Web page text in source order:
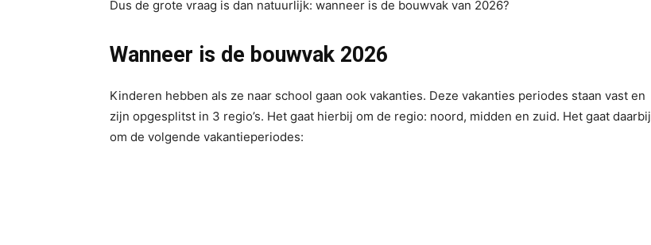
Dus de grote vraag is dan natuurlijk: wanneer is de bouwvak van 2026?
Wanneer is de bouwvak 2026
Kinderen hebben als ze naar school gaan ook vakanties. Deze vakanties periodes staan vast en
zijn opgesplitst in 3 regio’s. Het gaat hierbij om de regio: noord, midden en zuid. Het gaat daarbij
om de volgende vakantieperiodes: